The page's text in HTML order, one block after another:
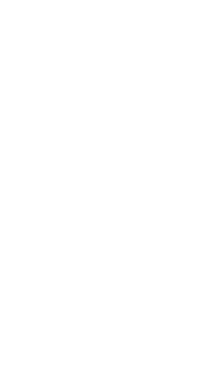
참하는 경우 노쇼 처리됩니다. * 가이드